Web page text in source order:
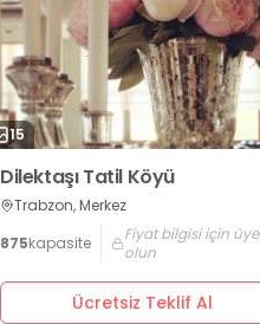
15
Dilektaşı Tatil Köyü
Trabzon, Merkez
875kapasite
Fiyat bilgisi için üye
olun
Ücretsiz Teklif Al